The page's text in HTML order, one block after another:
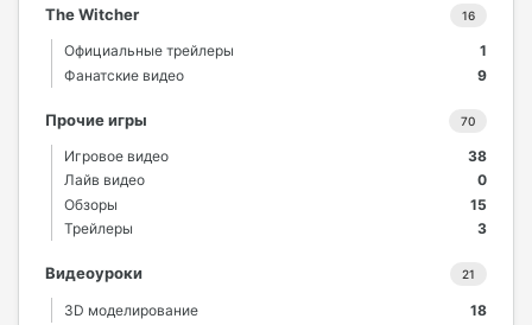
16
The Witcher
1
Официальные трейлеры
9
Фанатские видео
70
Прочие игры
38
Игровое видео
0
Лайв видео
15
Обзоры
3
Трейлеры
21
Видеоуроки
18
3D моделирование